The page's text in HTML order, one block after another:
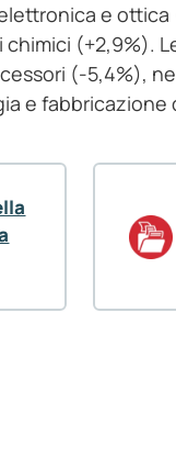
e ottica
(+2,9%).
(-5,4%),
e